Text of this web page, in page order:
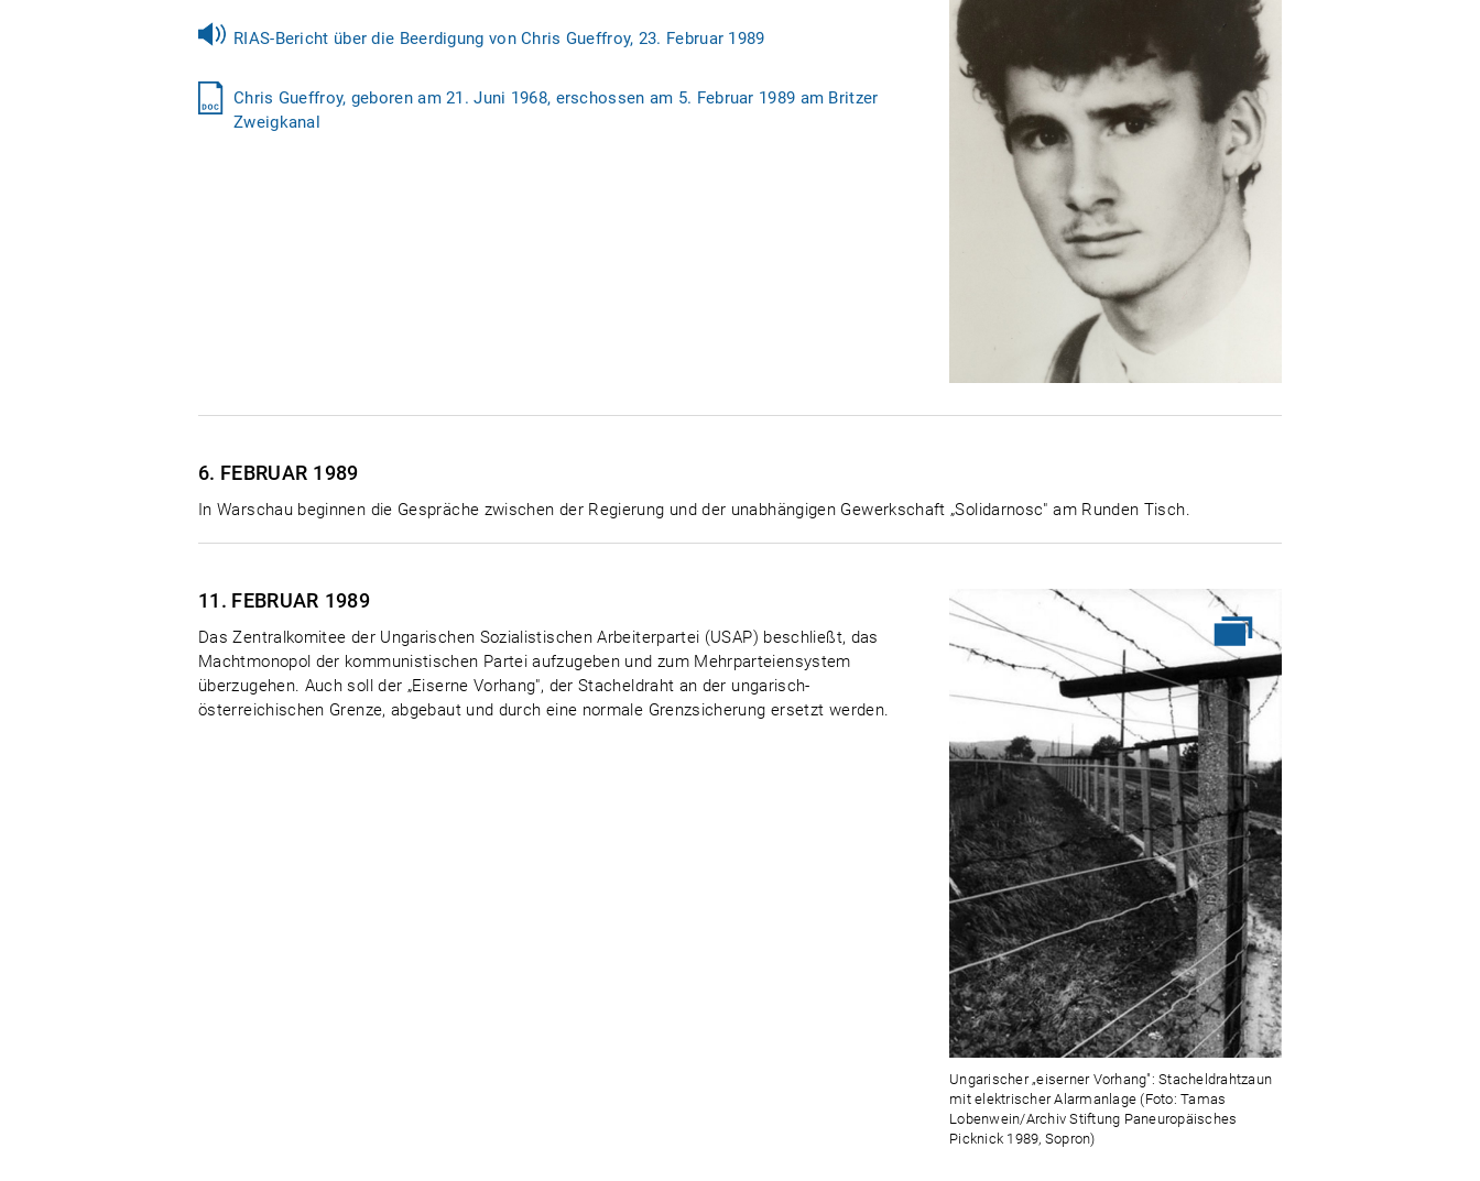
RIAS-Bericht über die Beerdigung von Chris Gueffroy, 23. Februar 1989
Chris Gueffroy, geboren am 21. Juni 1968, erschossen am 5. Februar 1989 am Britzer
Zweigkanal
6. FEBRUAR 1989
In Warschau beginnen die Gespräche zwischen der Regierung und der unabhängigen Gewerkschaft „Solidarnosc" am Runden Tisch.
11. FEBRUAR 1989
Ungarischer „eiserner Vorhang": Stacheldrahtzaun
mit elektrischer Alarmanlage (Foto: Tamas
Lobenwein/Archiv Stiftung Paneuropäisches
Picknick 1989, Sopron)
Das Zentralkomitee der Ungarischen Sozialistischen Arbeiterpartei (USAP) beschließt, das
Machtmonopol der kommunistischen Partei aufzugeben und zum Mehrparteiensystem
überzugehen. Auch soll der „Eiserne Vorhang", der Stacheldraht an der ungarisch-
österreichischen Grenze, abgebaut und durch eine normale Grenzsicherung ersetzt werden.